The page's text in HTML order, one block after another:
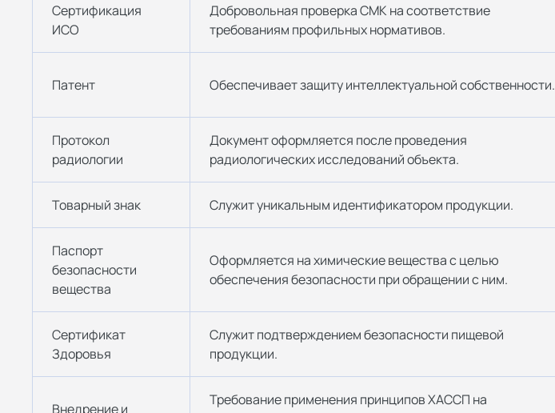
Сертификация
ИСО
Добровольная проверка СМК на соответствие
требованиям профильных нормативов.
Патент Обеспечивает защиту интеллектуальной собственности.
Протокол
радиологии
Документ оформляется после проведения
радиологических исследований объекта.
Товарный знак Служит уникальным идентификатором продукции.
Паспорт
безопасности
вещества
Оформляется на химические вещества с целью
обеспечения безопасности при обращении с ним.
Сертификат
Здоровья
Служит подтверждением безопасности пищевой
продукции.
Внедрение и
Требование применения принципов ХАССП на